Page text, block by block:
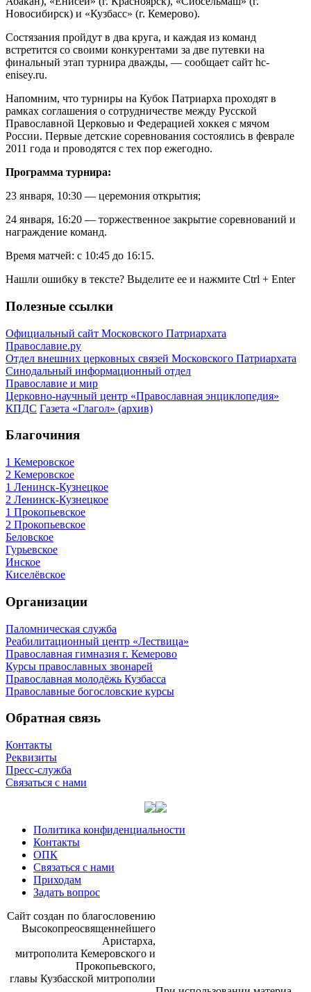
Новосибирск) и «Кузбасс» (г. Кемерово).
Состязания пройдут в два круга, и каждая из команд
встретится со своими конкурентами за две путевки на
финальный этап турнира дважды, — сообщает сайт hc-
enisey.ru.
Напомним, что турниры на Кубок Патриарха проходят в
рамках соглашения о сотрудничестве между Русской
Православной Церковью и Федерацией хоккея с мячом
России. Первые детские соревнования состоялись в феврале
2011 года и проводятся с тех пор ежегодно.
Программа турнира:
23 января, 10:30 — церемония открытия;
24 января, 16:20 — торжественное закрытие соревнований и
награждение команд.
Время матчей: с 10:45 до 16:15.
Нашли ошибку в тексте? Выделите ее и нажмите Ctrl + Enter
Полезные ссылки
Официальный сайт Московского Патриархата
Православие.ру
Отдел внешних церковных связей Московского Патриархата
Синодальный информационный отдел
Православие и мир
Церковно-научный центр «Православная энциклопедия»
КПДС Газета «Глагол» (архив)
Благочиния
1 Кемеровское
2 Кемеровское
1 Ленинск-Кузнецкое
2 Ленинск-Кузнецкое
1 Прокопьевское
2 Прокопьевское
Беловское
Гурьевское
Инское
Киселёвское
Организации
Паломническая служба
Реабилитационный центр «Лествица»
Православная гимназия г. Кемерово
Курсы православных звонарей
Православная молодёжь Кузбасса
Православные богословские курсы
Обратная связь
Контакты
Реквизиты
Пресс-служба
Связаться с нами
Политика конфиденциальности
Контакты
ОПК
Связаться с нами
Приходам
Задать вопрос
Сайт со­здан по бла­го­сло­ве­нию
Вы­со­ко­прео­свя­щен­ней­ше­го
Ари­стар­ха,
мит­ро­по­ли­та Ке­ме­ров­ско­го и
Про­ко­пьев­ско­го,
гла­вы Куз­бас­ской мит­ро­по­лии